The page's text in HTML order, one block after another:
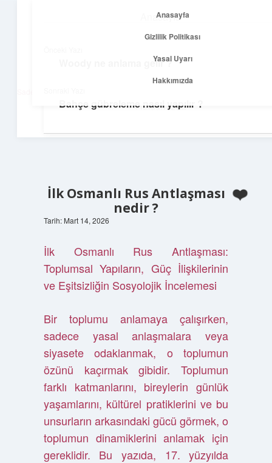
Anasayfa
Yasal Uyarı
Hakkımızda
Net Fikirler Dünyası
İlk Osmanlı Rus Antlaşması
nedir ?
Tarih: Mart 14, 2026
İlk Osmanlı Rus Antlaşması:
Toplumsal Yapıların, Güç İlişkilerinin
ve Eşitsizliğin Sosyolojik İncelemesi
Bir toplumu anlamaya çalışırken,
sadece yasal anlaşmalara veya
siyasete odaklanmak, o toplumun
özünü kaçırmak gibidir. Toplumun
farklı katmanlarını, bireylerin günlük
yaşamlarını, kültürel pratiklerini ve bu
unsurların arkasındaki gücü görmek, o
toplumun dinamiklerini anlamak için
gereklidir. Bu yazıda, 17. yüzyılda
Woody ne anlama gelir ?
Bahçe gübreleme nasıl yapılır ?
Anasayfa
Gizlilik Politikası
Yasal Uyarı
Hakkımızda